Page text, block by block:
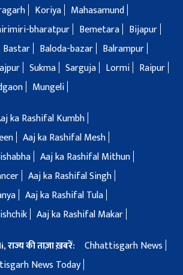
Koriya
Mahasamund
bharatpur
Bemetara
Bijapur
Bastar Baloda-bazar
Balrampur
Sukma Sarguja Lormi
Raipur
Mungeli
ka Rashifal Kumbh
Aaj ka Rashifal Mesh
Aaj ka Rashifal Mithun
Aaj ka Rashifal Singh
Aaj ka Rashifal Tula
Aaj ka Rashifal Makar
की ताज़ा ख़बरें:
Chhattisgarh News
News Today